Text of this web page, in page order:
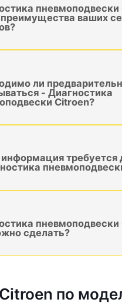
пневмоподвески
ваших
ли
- Диагностика
Citroen?
требуется
пневмоподвески
сделать?
Citroen по